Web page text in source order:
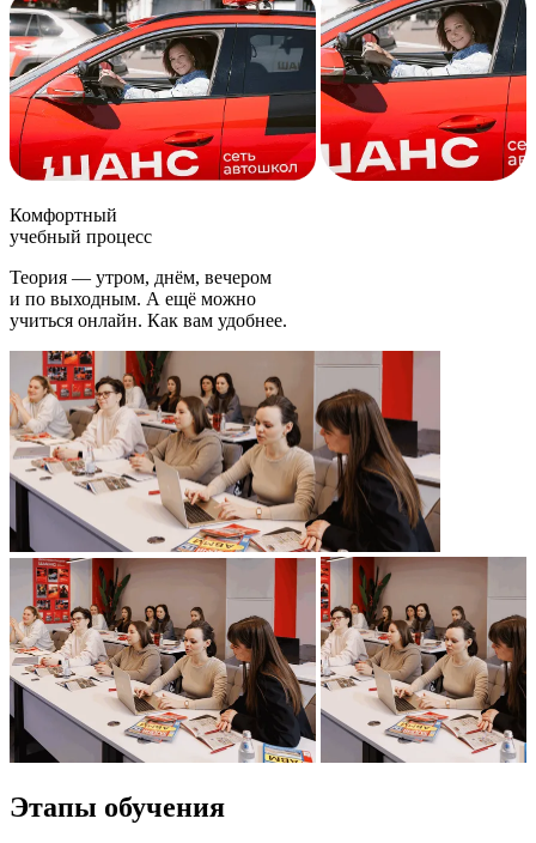
Комфортный
учебный процесс
Теория — утром, днём, вечером
и по выходным. А ещё можно
учиться онлайн. Как вам удобнее.
Этапы обучения